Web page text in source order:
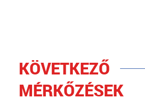
KÖVETKEZŐ
MÉRKŐZÉSEK